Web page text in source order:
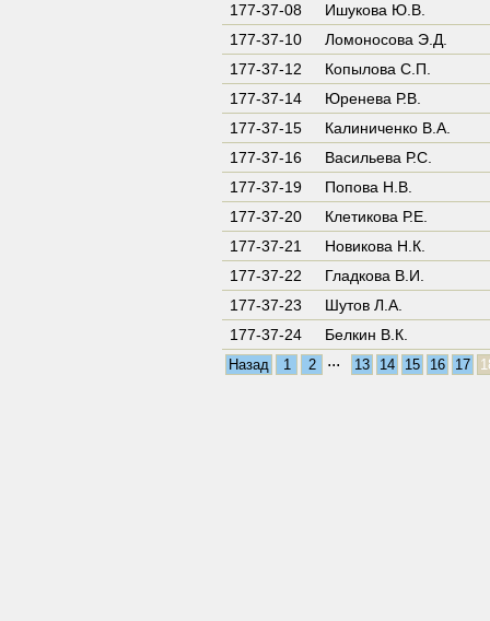
177-37-08
Ишукова Ю.В.
177-37-10
Ломоносова Э.Д.
177-37-12
Копылова С.П.
177-37-14
Юренева Р.В.
177-37-15
Калиниченко В.А.
177-37-16
Васильева Р.С.
177-37-19
Попова Н.В.
177-37-20
Клетикова Р.Е.
177-37-21
Новикова Н.К.
177-37-22
Гладкова В.И.
177-37-23
Шутов Л.А.
177-37-24
Белкин В.К.
Назад 1 2 ... 13 14 15 16 17